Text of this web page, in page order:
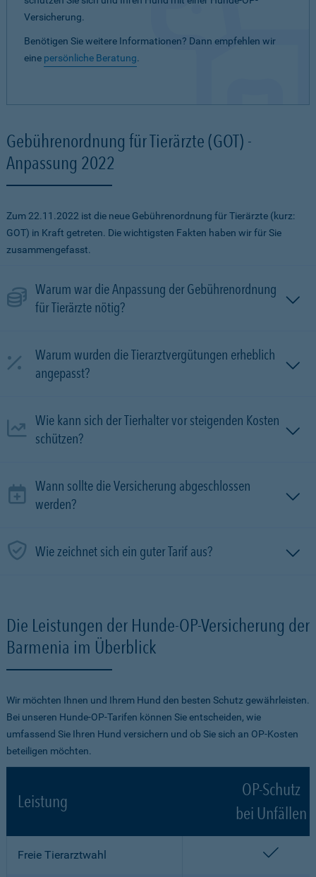
Versicherung.
Benötigen Sie weitere Informationen? Dann empfehlen wir
eine persönliche Beratung.
Gebührenordnung für Tierärzte (GOT) -
Anpassung 2022
Zum 22.11.2022 ist die neue Gebührenordnung für Tierärzte (kurz:
GOT) in Kraft getreten. Die wichtigsten Fakten haben wir für Sie
zusammengefasst.
Warum war die Anpassung der Gebührenordnung
für Tierärzte nötig?
Warum wurden die Tierarztvergütungen erheblich
angepasst?
Wie kann sich der Tierhalter vor steigenden Kosten
schützen?
Wann sollte die Versicherung abgeschlossen
werden?
Wie zeichnet sich ein guter Tarif aus?
Die Leistungen der Hunde-OP-Versicherung der
Barmenia im Überblick
Wir möchten Ihnen und Ihrem Hund den besten Schutz gewährleisten.
Bei unseren Hunde-OP-Tarifen können Sie entscheiden, wie
umfassend Sie Ihren Hund versichern und ob Sie sich an OP-Kosten
beteiligen möchten.
Leistung
OP-Schutz
bei Unfällen
Freie Tierarztwahl